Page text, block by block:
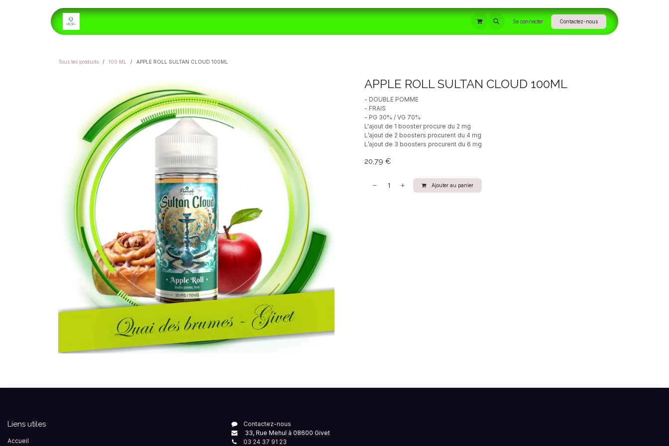
INFORMATIONS Se connecter Contactez-nous
Tous les produits 100 ML APPLE ROLL SULTAN CLOUD 100ML
APPLE ROLL SULTAN CLOUD 100ML
- DOUBLE POMME
- FRAIS
- PG 30% / VG 70%
L'ajout de 1 booster procure du 2 mg
L’ajout de 2 boosters procurent du 4 mg
L’ajout de 3 boosters procurent du 6 mg
20,79 €
Ajouter au panier
Liens utiles
Accueil
Contactez-nous
33, Rue Mehul à 08600 Givet
03 24 37 91 23